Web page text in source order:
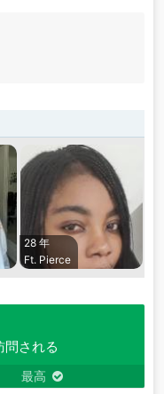
28 年
Ft. Pierce
問される
最高